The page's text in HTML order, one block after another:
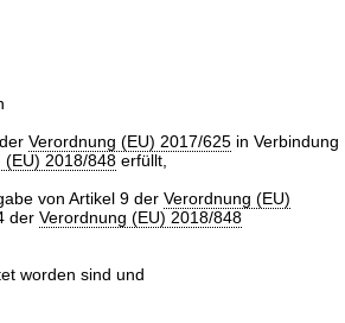
derVerordnung (EU) 2017/625 in Verbindung
(EU) 2018/848 erfüllt,
von Artikel 9 derVerordnung (EU)
derVerordnung (EU) 2018/848
worden sind und